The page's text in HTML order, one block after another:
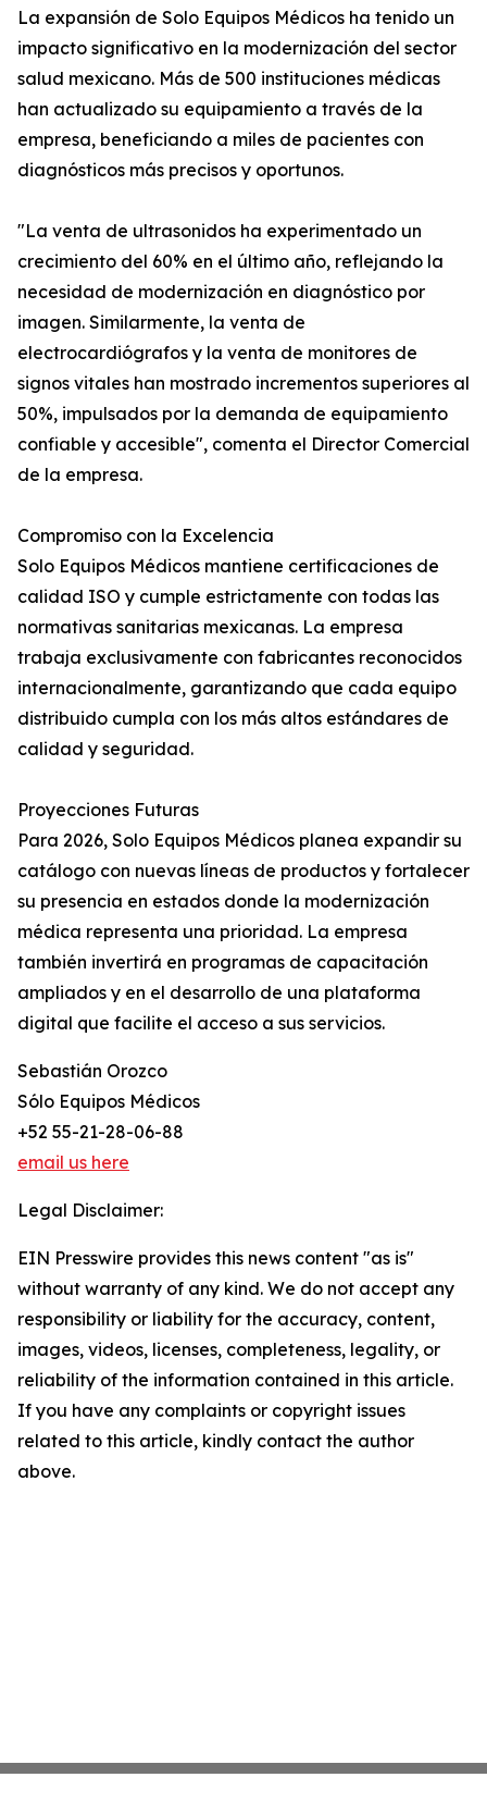
La expansión de Solo Equipos Médicos ha tenido un
impacto significativo en la modernización del sector
salud mexicano. Más de 500 instituciones médicas
han actualizado su equipamiento a través de la
empresa, beneficiando a miles de pacientes con
diagnósticos más precisos y oportunos.
"La venta de ultrasonidos ha experimentado un
crecimiento del 60% en el último año, reflejando la
necesidad de modernización en diagnóstico por
imagen. Similarmente, la venta de
electrocardiógrafos y la venta de monitores de
signos vitales han mostrado incrementos superiores al
50%, impulsados por la demanda de equipamiento
confiable y accesible", comenta el Director Comercial
de la empresa.
Compromiso con la Excelencia
Solo Equipos Médicos mantiene certificaciones de
calidad ISO y cumple estrictamente con todas las
normativas sanitarias mexicanas. La empresa
trabaja exclusivamente con fabricantes reconocidos
internacionalmente, garantizando que cada equipo
distribuido cumpla con los más altos estándares de
calidad y seguridad.
Proyecciones Futuras
Para 2026, Solo Equipos Médicos planea expandir su
catálogo con nuevas líneas de productos y fortalecer
su presencia en estados donde la modernización
médica representa una prioridad. La empresa
también invertirá en programas de capacitación
ampliados y en el desarrollo de una plataforma
digital que facilite el acceso a sus servicios.
Sebastián Orozco
Sólo Equipos Médicos
+52 55-21-28-06-88
email us here
Legal Disclaimer:
EIN Presswire provides this news content "as is"
without warranty of any kind. We do not accept any
responsibility or liability for the accuracy, content,
images, videos, licenses, completeness, legality, or
reliability of the information contained in this article.
If you have any complaints or copyright issues
related to this article, kindly contact the author
above.